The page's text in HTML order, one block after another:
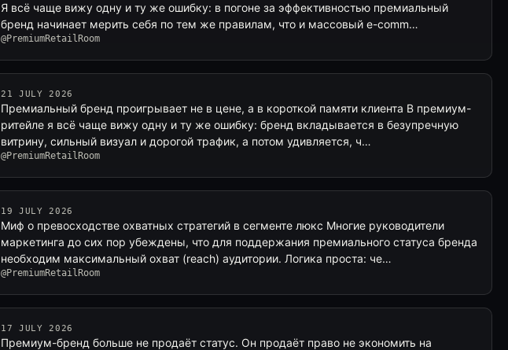
Я всё чаще вижу одну и ту же ошибку: в погоне за эффективностью премиальный
бренд начинает мерить себя по тем же правилам, что и массовый e-comm…
@PremiumRetailRoom
21 JULY 2026
Премиальный бренд проигрывает не в цене, а в короткой памяти клиента В премиум-
ритейле я всё чаще вижу одну и ту же ошибку: бренд вкладывается в безупречную
витрину, сильный визуал и дорогой трафик, а потом удивляется, ч…
@PremiumRetailRoom
19 JULY 2026
Миф о превосходстве охватных стратегий в сегменте люкс Многие руководители
маркетинга до сих пор убеждены, что для поддержания премиального статуса бренда
необходим максимальный охват (reach) аудитории. Логика проста: че…
@PremiumRetailRoom
17 JULY 2026
Премиум-бренд больше не продаёт статус. Он продаёт право не экономить на